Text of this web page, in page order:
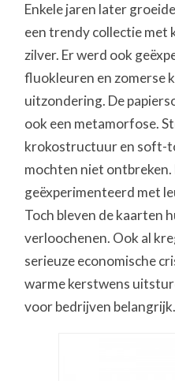
Enkele jaren later
een trendy collectie met
zilver. Er werd ook
fluokleuren en zomerse
uitzondering. De
ook een metamorfose.
krokostructuur en soft-
mochten niet ontbreken.
geëxperimenteerd met
Toch bleven de kaarten
verloochenen. Ook al
serieuze economische
warme kerstwens
voor bedrijven belangrijk.